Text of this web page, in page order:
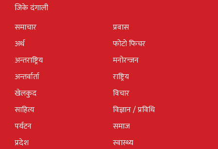
जिके दंगाली
समाचार
अर्थ
अन्तराष्ट्रिय
अन्तर्वार्ता
खेलकुद
साहित्य
पर्यटन
प्रदेश
प्रवास
फोटो फिचर
मनोरन्जन
राष्ट्रिय
विचार
विज्ञान / प्रविधि
समाज
स्वास्थ्य